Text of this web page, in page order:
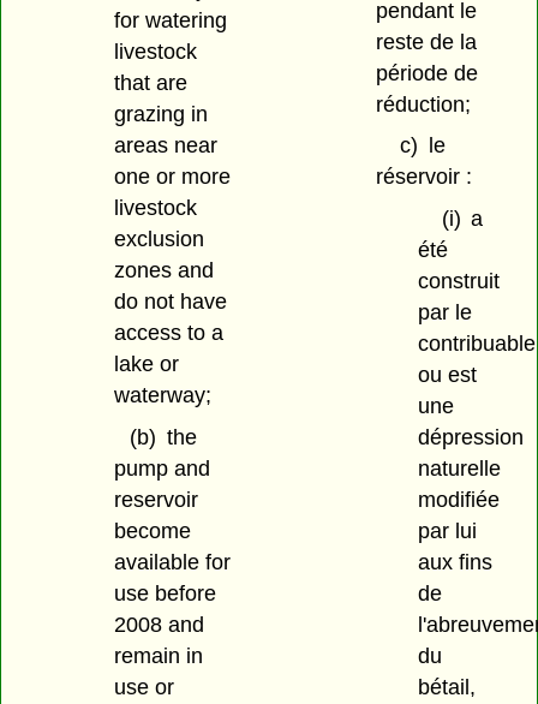
for watering
livestock
that are
grazing in
areas near
one or more
livestock
exclusion
zones and
do not have
access to a
lake or
waterway;
(b) the
pump and
reservoir
become
available for
use before
2008 and
remain in
use or
pendant le
reste de la
période de
réduction;
c)
le
réservoir :
(i) a
été
construit
par le
contribuable
ou est
une
dépression
naturelle
modifiée
par lui
aux fins
de
du
bétail,